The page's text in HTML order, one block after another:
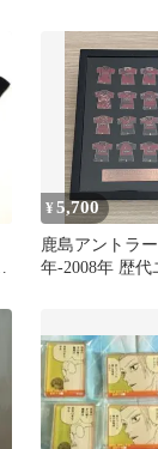
羽）
¥5,700
鹿島アントラ
年-2008年 歴代